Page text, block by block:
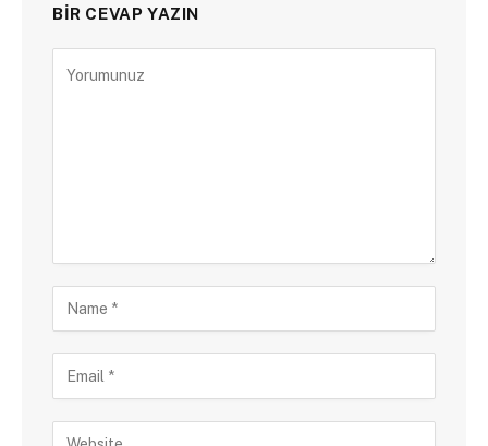
BIR CEVAP YAZIN